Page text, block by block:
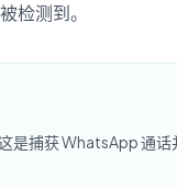
检测到。
是捕获 WhatsApp 通话